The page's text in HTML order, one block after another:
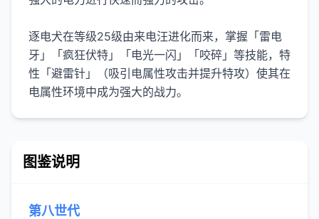
逐电犬在等级25级由来电汪进化而来，掌握「雷电
牙」「疯狂伏特」「电光一闪」「咬碎」等技能，特
性「避雷针」（吸引电属性攻击并提升特攻）使其在
电属性环境中成为强大的战力。
图鉴说明
第八世代